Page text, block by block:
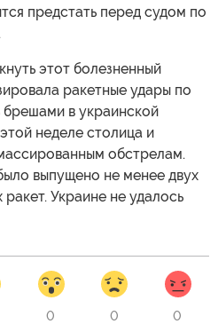
предстать перед судом по
этот болезненный
ракетные удары по
брешами в украинской
неделе столица и
обстрелам.
выпущено не менее двух
Украине не удалось
0 0 0